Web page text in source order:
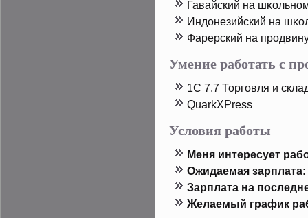
Гавайский на
Индοнезийский на
Фарерский на
Умение работать с
1C 7.7 Торговля и
QuarkXPress
Условия работы
Меня интересует
Ожидаемая зарплата:
Зарплата на
Желаемый график